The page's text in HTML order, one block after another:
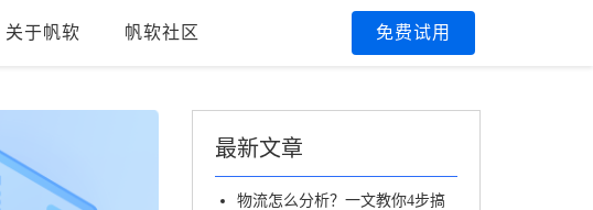
关于帆软 帆软社区 免费试用
最新文章
物流怎么分析？一文教你4步搞